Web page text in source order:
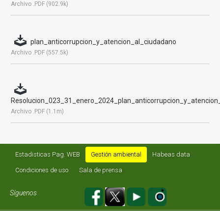
Archivo .PDF (902.9k)
plan_anticorrupcion_y_atencion_al_ciudadano
Archivo .PDF (557.5k)
Archivo .PDF (1.1m)
Estadisticas Pag. WEB Gestión ambiental Habeas data
Condiciones de uso Sala de prensa
Síguenos